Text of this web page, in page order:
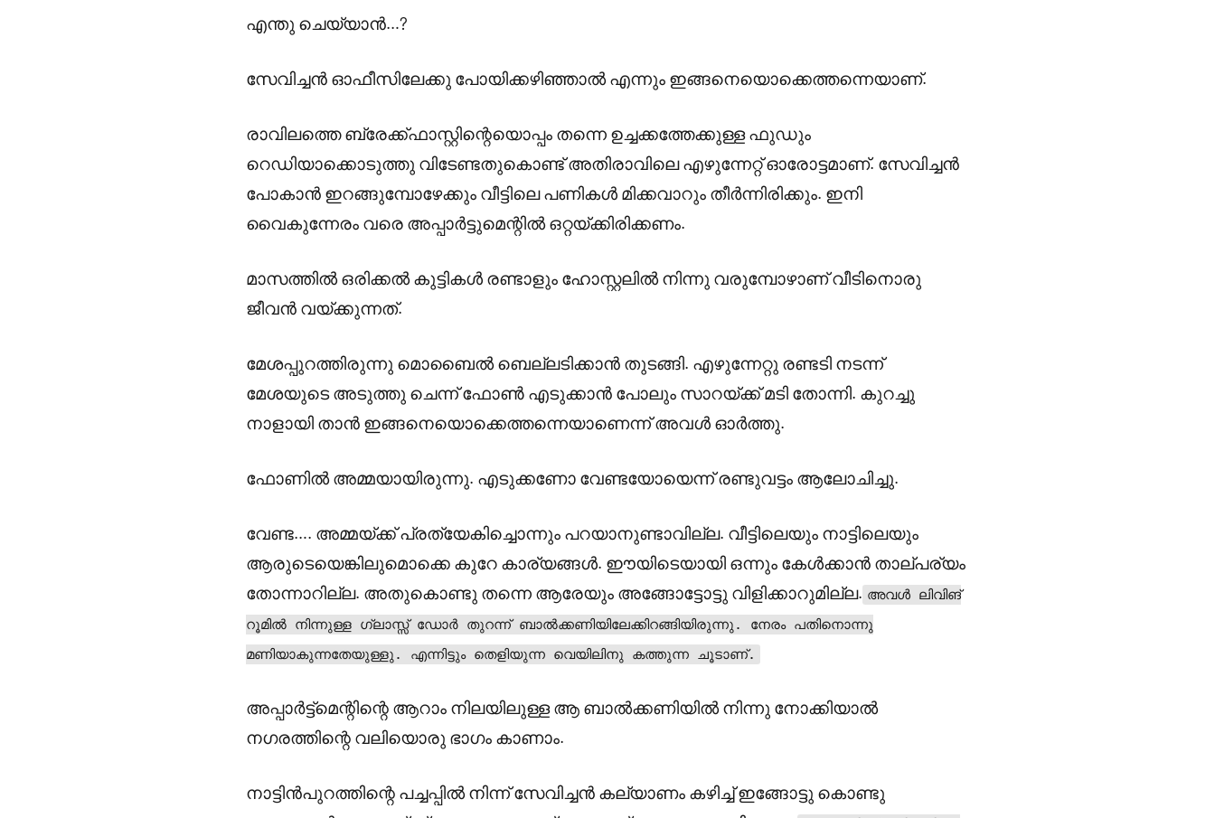
എന്തു ചെയ്യാൻ…?
സേവിച്ചൻ ഓഫീസിലേക്കു പോയിക്കഴിഞ്ഞാൽ എന്നും ഇങ്ങനെയൊക്കെത്തന്നെയാണ്.
രാവിലത്തെ ബ്രേക്ക്ഫാസ്റ്റിന്റെയൊപ്പം തന്നെ ഉച്ചക്കത്തേക്കുള്ള ഫുഡും
റെഡിയാക്കൊടുത്തു വിടേണ്ടതുകൊണ്ട് അതിരാവിലെ എഴുന്നേറ്റ് ഓരോട്ടമാണ്. സേവിച്ചൻ
പോകാൻ ഇറങ്ങുമ്പോഴേക്കും വീട്ടിലെ പണികൾ മിക്കവാറും തീർന്നിരിക്കും. ഇനി
വൈകുന്നേരം വരെ അപ്പാർട്ടുമെന്റിൽ ഒറ്റയ്ക്കിരിക്കണം.
മാസത്തിൽ ഒരിക്കൽ കുട്ടികൾ രണ്ടാളും ഹോസ്റ്റലിൽ നിന്നു വരുമ്പോഴാണ് വീടിനൊരു
ജീവൻ വയ്ക്കുന്നത്.
മേശപ്പുറത്തിരുന്നു മൊബൈൽ ബെല്ലടിക്കാൻ തുടങ്ങി. എഴുന്നേറ്റു രണ്ടടി നടന്ന്
മേശയുടെ അടുത്തു ചെന്ന് ഫോൺ എടുക്കാൻ പോലും സാറയ്ക്ക് മടി തോന്നി. കുറച്ചു
നാളായി താൻ ഇങ്ങനെയൊക്കെത്തന്നെയാണെന്ന് അവൾ ഓർത്തു.
ഫോണിൽ അമ്മയായിരുന്നു. എടുക്കണോ വേണ്ടയോയെന്ന് രണ്ടുവട്ടം ആലോചിച്ചു.
വേണ്ട…. അമ്മയ്ക്ക് പ്രത്യേകിച്ചൊന്നും പറയാനുണ്ടാവില്ല. വീട്ടിലെയും നാട്ടിലെയും
ആരുടെയെങ്കിലുമൊക്കെ കുറേ കാര്യങ്ങൾ. ഈയിടെയായി ഒന്നും കേൾക്കാൻ താല്പര്യം
തോന്നാറില്ല. അതുകൊണ്ടു തന്നെ ആരേയും അങ്ങോട്ടോട്ടു വിളിക്കാറുമില്ല. അവൾ ലിവിങ്
റൂമിൽ നിന്നുള്ള ഗ്ലാസ്സ് ഡോർ തുറന്ന് ബാൽക്കണിയിലേക്കിറങ്ങിയിരുന്നു. നേരം പതിനൊന്നു
മണിയാകുന്നതേയുള്ളു. എന്നിട്ടും തെളിയുന്ന വെയിലിനു കത്തുന്ന ചൂടാണ്.
അപ്പാർട്ട്മെന്റിന്റെ ആറാം നിലയിലുള്ള ആ ബാൽക്കണിയിൽ നിന്നു നോക്കിയാൽ
നഗരത്തിന്റെ വലിയൊരു ഭാഗം കാണാം.
നാട്ടിൻപുറത്തിന്റെ പച്ചപ്പിൽ നിന്ന് സേവിച്ചൻ കല്യാണം കഴിച്ച് ഇങ്ങോട്ടു കൊണ്ടു